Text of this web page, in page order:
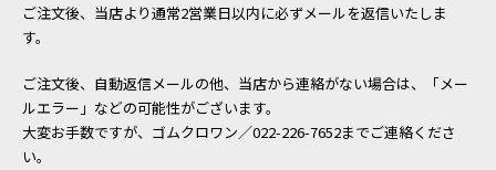
ご注文後、当店より通常2営業日以内に必ずメールを返信いたしま
す。
ご注文後、自動返信メールの他、当店から連絡がない場合は、「メー
ルエラー」などの可能性がございます。
大変お手数ですが、ゴムクロワン／022-226-7652までご連絡くださ
い。